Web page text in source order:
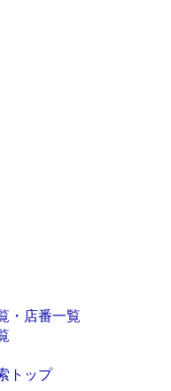
・店番一覧
トップ